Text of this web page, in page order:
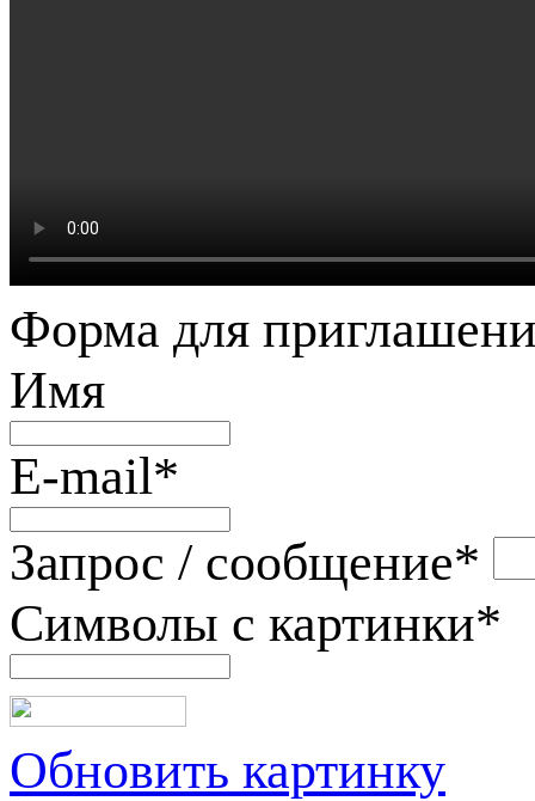
Форма для
Имя
E-mail*
Запрос / сообщение*
Символы с картинки*
Обновить картинку